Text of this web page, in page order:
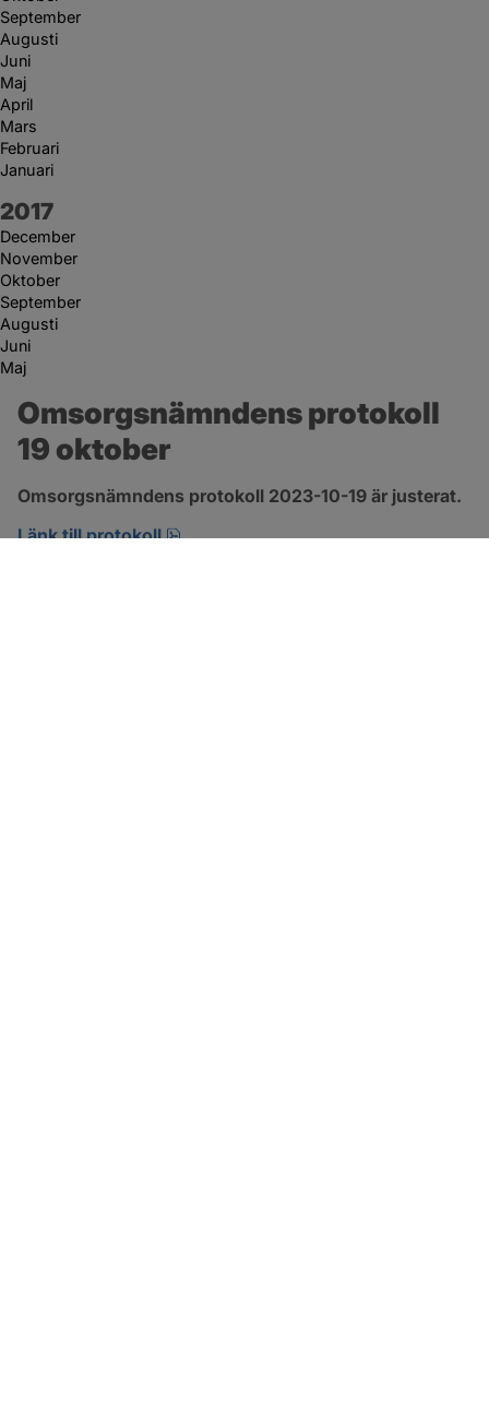
September
Augusti
Juni
Maj
April
Mars
Februari
Januari
År:
2017
December
November
Oktober
September
Augusti
Juni
Maj
Omsorgsnämndens protokoll
19 oktober
Omsorgsnämndens protokoll 2023-10-19 är justerat.
Länk till protokoll
pdf, 360.6 kB, öppnas i nytt fönster.